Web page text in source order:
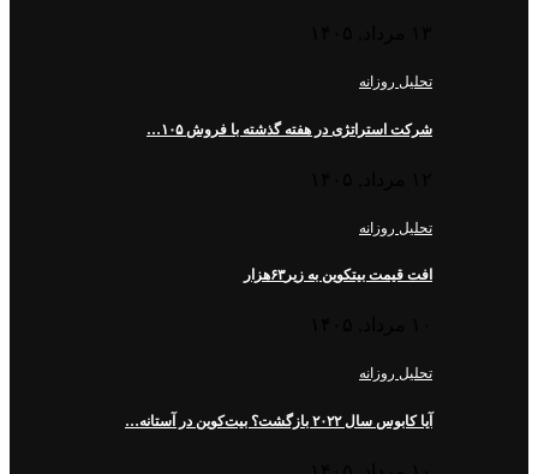
تحلیل روزانه
شرکت استراتژی در هفته گذشته با فروش ۱۰۵…
تحلیل روزانه
افت قیمت بیتکوین به زیر۶۳هزار
تحلیل روزانه
آیا کابوس سال ۲۰۲۲ بازگشت؟ بیت‌کوین در آستانه…